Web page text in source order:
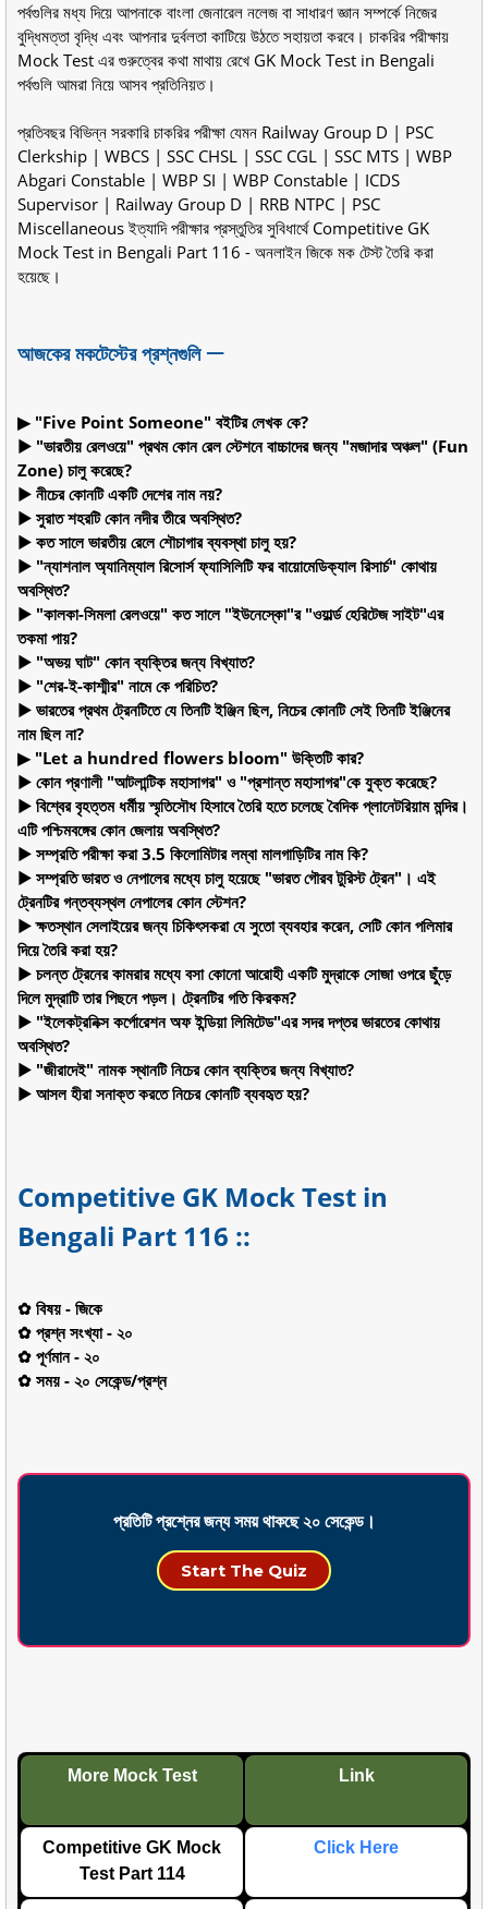
পর্বগুলির মধ্য দিয়ে আপনাকে বাংলা জেনারেল নলেজ বা সাধারণ জ্ঞান সম্পর্কে নিজের
বুদ্ধিমত্তা বৃদ্ধি এবং আপনার দুর্বলতা কাটিয়ে উঠতে সহায়তা করবে। চাকরির পরীক্ষায়
Mock Test এর গুরুত্বের কথা মাথায় রেখে GK Mock Test in Bengali
পর্বগুলি আমরা নিয়ে আসব প্রতিনিয়ত।
প্রতিবছর বিভিন্ন সরকারি চাকরির পরীক্ষা যেমন Railway Group D | PSC
Clerkship | WBCS | SSC CHSL | SSC CGL | SSC MTS | WBP
Abgari Constable | WBP SI | WBP Constable | ICDS
Supervisor | Railway Group D | RRB NTPC | PSC
Miscellaneous ইত্যাদি পরীক্ষার প্রস্তুতির সুবিধার্থে Competitive GK
Mock Test in Bengali Part 116 - অনলাইন জিকে মক টেস্ট তৈরি করা
হয়েছে।
আজকের মকটেস্টের প্রশ্নগুলি ᅳ
▶ "Five Point Someone" বইটির লেখক কে?
▶ "ভারতীয় রেলওয়ে" প্রথম কোন রেল স্টেশনে বাচ্চাদের জন্য "মজাদার অঞ্চল" (Fun
Zone) চালু করেছে?
▶ নীচের কোনটি একটি দেশের নাম নয়?
▶ সুরাত শহরটি কোন নদীর তীরে অবস্থিত?
▶ কত সালে ভারতীয় রেলে শৌচাগার ব্যবস্থা চালু হয়?
▶ "ন্যাশনাল অ্যানিম্যাল রিসোর্স ফ্যাসিলিটি ফর বায়োমেডিক্যাল রিসার্চ" কোথায়
অবস্থিত?
▶ "কালকা-সিমলা রেলওয়ে" কত সালে "ইউনেস্কো"র "ওয়ার্ল্ড হেরিটেজ সাইট"এর
তকমা পায়?
▶ "অভয় ঘাট" কোন ব্যক্তির জন্য বিখ্যাত?
▶ "শের-ই-কাশ্মীর" নামে কে পরিচিত?
▶ ভারতের প্রথম ট্রেনটিতে যে তিনটি ইঞ্জিন ছিল, নিচের কোনটি সেই তিনটি ইঞ্জিনের
নাম ছিল না?
▶ "Let a hundred flowers bloom" উক্তিটি কার?
▶ কোন প্রণালী "আটলান্টিক মহাসাগর" ও "প্রশান্ত মহাসাগর"কে যুক্ত করেছে?
▶ বিশ্বের বৃহত্তম ধর্মীয় স্মৃতিসৌধ হিসাবে তৈরি হতে চলেছে বৈদিক প্লানেটরিয়াম মন্দির।
এটি পশ্চিমবঙ্গের কোন জেলায় অবস্থিত?
▶ সম্প্রতি পরীক্ষা করা 3.5 কিলোমিটার লম্বা মালগাড়িটির নাম কি?
▶ সম্প্রতি ভারত ও নেপালের মধ্যে চালু হয়েছে "ভারত গৌরব টুরিস্ট ট্রেন"। এই
ট্রেনটির গন্তব্যস্থল নেপালের কোন স্টেশন?
▶ ক্ষতস্থান সেলাইয়ের জন্য চিকিৎসকরা যে সুতো ব্যবহার করেন, সেটি কোন পলিমার
দিয়ে তৈরি করা হয়?
▶ চলন্ত ট্রেনের কামরার মধ্যে বসা কোনো আরোহী একটি মুদ্রাকে সোজা ওপরে ছুঁড়ে
দিলে মুদ্রাটি তার পিছনে পড়ল। ট্রেনটির গতি কিরকম?
▶ "ইলেকট্রনিক্স কর্পোরেশন অফ ইন্ডিয়া লিমিটেড"এর সদর দপ্তর ভারতের কোথায়
অবস্থিত?
▶ "জীরাদেই" নামক স্থানটি নিচের কোন ব্যক্তির জন্য বিখ্যাত?
▶ আসল হীরা সনাক্ত করতে নিচের কোনটি ব্যবহৃত হয়?
Competitive GK Mock Test in
Bengali Part 116 ::
✿ বিষয় - জিকে
✿ প্রশ্ন সংখ্যা - ২০
✿ পূর্ণমান - ২০
✿ সময় - ২০ সেকেন্ড/প্রশ্ন
প্রতিটি প্রশ্নের জন্য সময় থাকছে ২০ সেকেন্ড।
Start The Quiz
More Mock Test Link
Competitive GK Mock
Test Part 114
Click Here